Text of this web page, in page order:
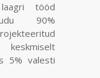
tööd
90%
5% valesti